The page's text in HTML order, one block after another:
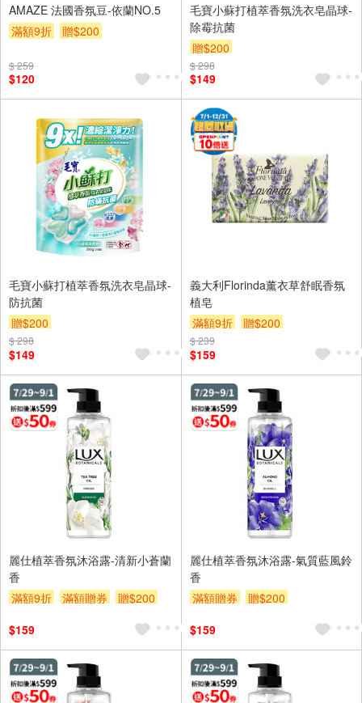
AMAZE 法國香氛豆-依蘭NO.5
滿額9折
贈$200
$ 259
$120
毛寶小蘇打植萃香氛洗衣皂晶球-
除霉抗菌
贈$200
$ 298
$149
毛寶小蘇打植萃香氛洗衣皂晶球-
防抗菌
贈$200
$ 298
$149
義大利Florinda薰衣草舒眠香氛
植皂
滿額9折
贈$200
$ 239
$159
麗仕植萃香氛沐浴露-清新小蒼蘭
香
滿額9折
滿額贈券
贈$200
$159
麗仕植萃香氛沐浴露-氣質藍風鈴
香
滿額贈券
贈$200
$159